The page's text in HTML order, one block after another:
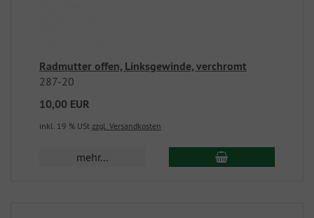
Radmutter offen, Linksgewinde, verchromt
287-20
10,00 EUR
inkl. 19 % USt zzgl. Versandkosten
mehr...